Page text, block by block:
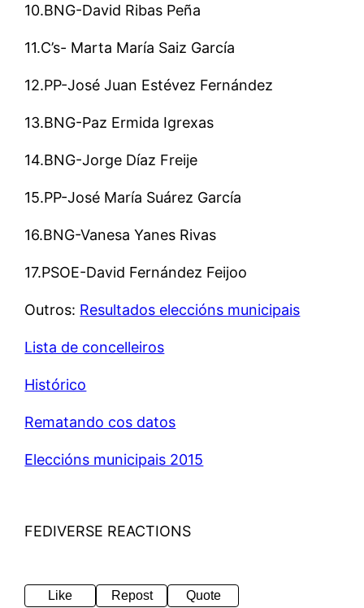
10.BNG-David Ribas Peña
11.C’s- Marta María Saiz García
12.PP-José Juan Estévez Fernández
13.BNG-Paz Ermida Igrexas
14.BNG-Jorge Díaz Freije
15.PP-José María Suárez García
16.BNG-Vanesa Yanes Rivas
17.PSOE-David Fernández Feijoo
Outros: Resultados eleccións municipais
Lista de concelleiros
Histórico
Rematando cos datos
Eleccións municipais 2015
FEDIVERSE REACTIONS
Like Repost Quote